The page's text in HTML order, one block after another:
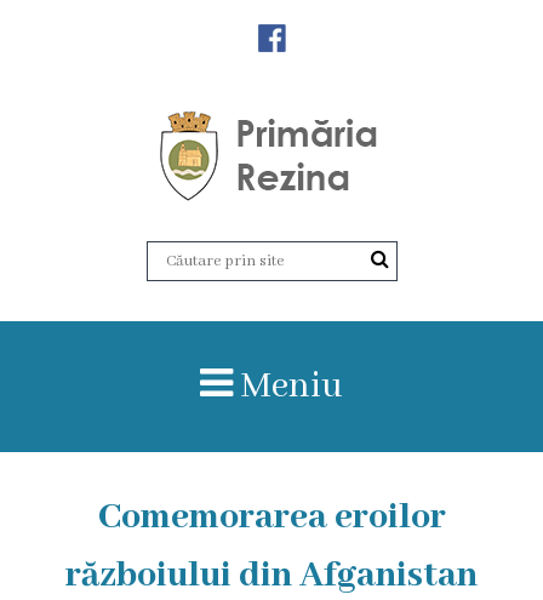
Amalgamare
Rezina
Meniu
Comemorarea eroilor
războiului din Afganistan